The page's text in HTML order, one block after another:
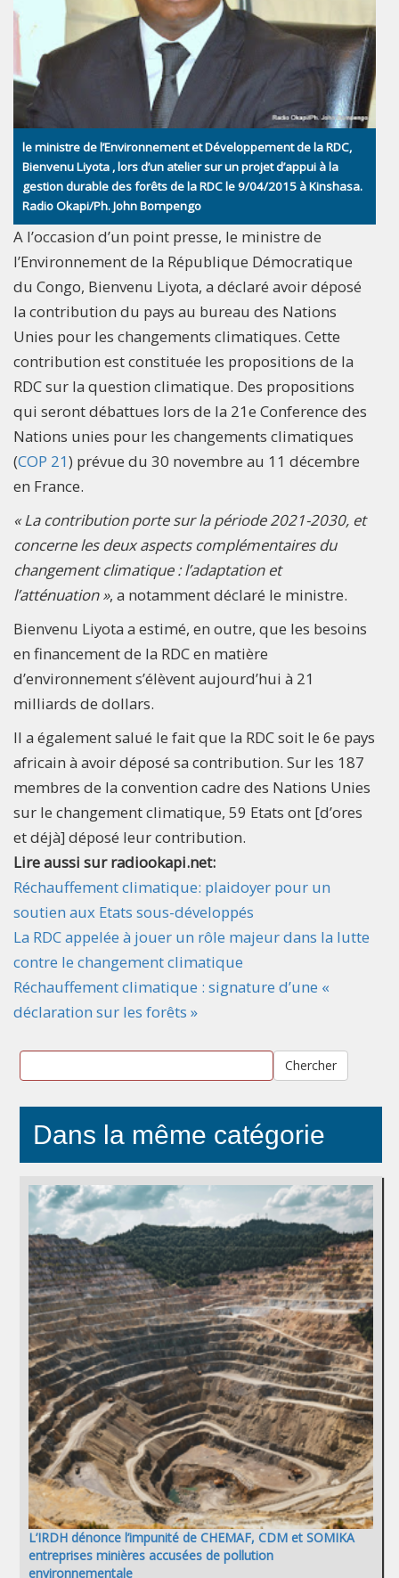
le ministre de l’Environnement et Développement de la RDC,
Bienvenu Liyota , lors d’un atelier sur un projet d’appui à la
gestion durable des forêts de la RDC le 9/04/2015 à Kinshasa.
Radio Okapi/Ph. John Bompengo
A l’occasion d’un point presse, le ministre de
l’Environnement de la République Démocratique
du Congo, Bienvenu Liyota, a déclaré avoir déposé
la contribution du pays au bureau des Nations
Unies pour les changements climatiques. Cette
contribution est constituée les propositions de la
RDC sur la question climatique. Des propositions
qui seront débattues lors de la 21e Conference des
Nations unies pour les changements climatiques
(COP 21) prévue du 30 novembre au 11 décembre
en France.
« La contribution porte sur la période 2021-2030, et
concerne les deux aspects complémentaires du
changement climatique : l’adaptation et
l’atténuation », a notamment déclaré le ministre.
Bienvenu Liyota a estimé, en outre, que les besoins
en financement de la RDC en matière
d’environnement s’élèvent aujourd’hui à 21
milliards de dollars.
Il a également salué le fait que la RDC soit le 6e pays
africain à avoir déposé sa contribution. Sur les 187
membres de la convention cadre des Nations Unies
sur le changement climatique, 59 Etats ont [d’ores
et déjà] déposé leur contribution.
Lire aussi sur radiookapi.net:
Réchauffement climatique: plaidoyer pour un
soutien aux Etats sous-développés
La RDC appelée à jouer un rôle majeur dans la lutte
contre le changement climatique
Réchauffement climatique : signature d’une «
déclaration sur les forêts »
Chercher
Dans la même catégorie
L’IRDH dénonce l’impunité de CHEMAF, CDM et SOMIKA
entreprises minières accusées de pollution
environnementale